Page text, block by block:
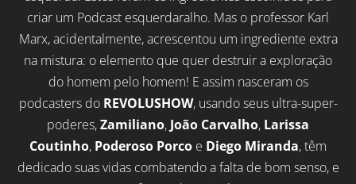
criar um Podcast esquerdaralho. Mas o professor Karl
Marx, acidentalmente, acrescentou um ingrediente extra
na mistura: o elemento que quer destruir a exploração
do homem pelo homem! E assim nasceram os
podcasters do REVOLUSHOW, usando seus ultra-super-
poderes,Zamiliano, João Carvalho, Larissa
Coutinho, Poderoso Porco e Diego Miranda, têm
dedicado suas vidas combatendo a falta de bom senso, e